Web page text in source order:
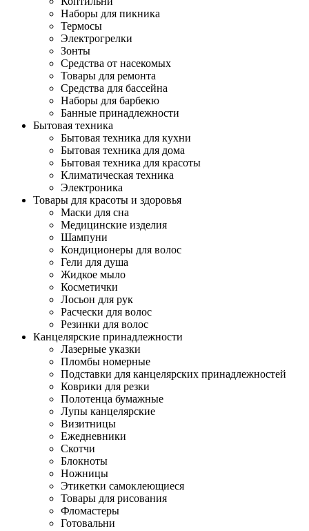
Наборы для пикника
Термосы
Электрогрелки
Зонты
Средства от насекомых
Товары для ремонта
Средства для бассейна
Наборы для барбекю
Банные принадлежности
Бытовая техника
Бытовая техника для кухни
Бытовая техника для дома
Бытовая техника для красоты
Климатическая техника
Электроника
Товары для красоты и здоровья
Маски для сна
Медицинские изделия
Шампуни
Кондиционеры для волос
Гели для душа
Жидкое мыло
Косметички
Лосьон для рук
Расчески для волос
Резинки для волос
Канцелярские принадлежности
Лазерные указки
Пломбы номерные
Подставки для канцелярских принадлежностей
Коврики для резки
Полотенца бумажные
Лупы канцелярские
Визитницы
Ежедневники
Скотчи
Блокноты
Ножницы
Этикетки самоклеющиеся
Товары для рисования
Фломастеры
Готовальни